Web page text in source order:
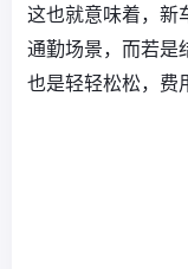
这也就意味着，新
通勤场景，而若是
也是轻轻松松，费